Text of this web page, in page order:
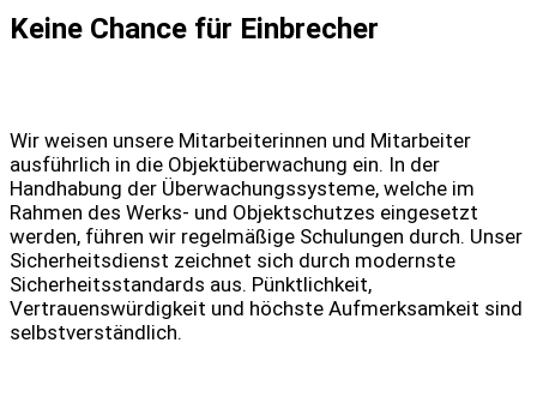
Keine Chance für Einbrecher
Wir weisen unsere Mitarbeiterinnen und Mitarbeiter
ausführlich in die Objektüberwachung ein. In der
Handhabung der Überwachungssysteme, welche im
Rahmen des Werks- und Objektschutzes eingesetzt
werden, führen wir regelmäßige Schulungen durch. Unser
Sicherheitsdienst zeichnet sich durch modernste
Sicherheitsstandards aus. Pünktlichkeit,
Vertrauenswürdigkeit und höchste Aufmerksamkeit sind
selbstverständlich.